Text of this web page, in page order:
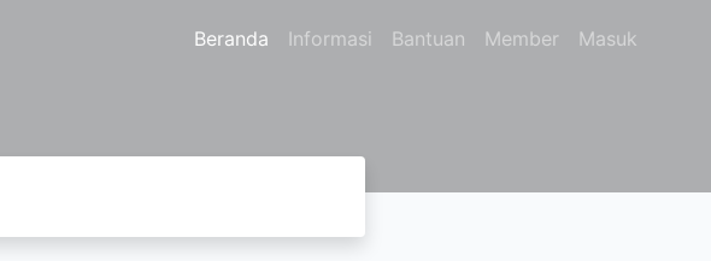
Beranda Informasi Bantuan Member Masuk